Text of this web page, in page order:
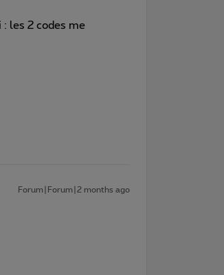
les 2 codes me
Forum|Forum|2 months ago